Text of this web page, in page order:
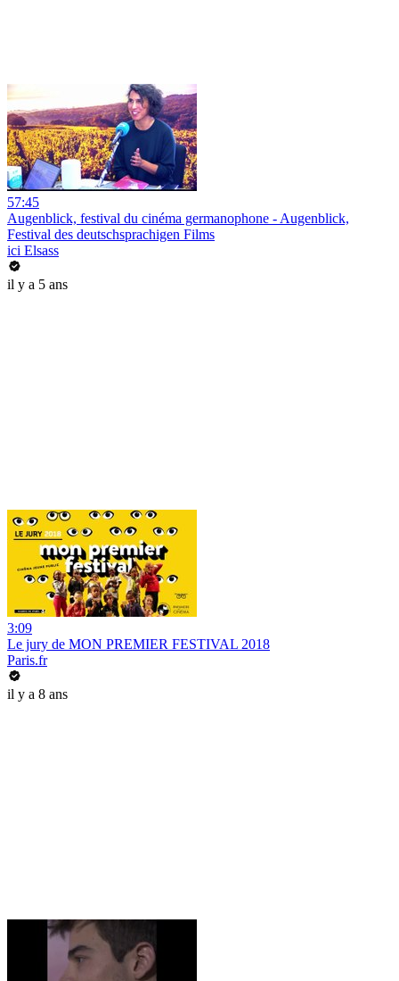
57:45
Augenblick, festival du cinéma germanophone - Augenblick,
Festival des deutschsprachigen Films
ici Elsass
il y a 5 ans
3:09
Le jury de MON PREMIER FESTIVAL 2018
Paris.fr
il y a 8 ans